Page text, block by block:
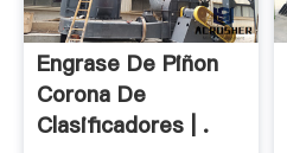
Engrase De Piñon
Corona De
Clasificadores | .